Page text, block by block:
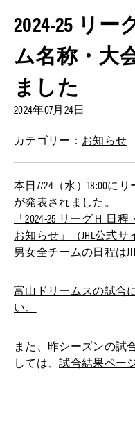
2024-25 リ
ム名称・大
ました
2024年07月24日
カテゴリー： お知らせ
本日7/24（水）18:00に
が発表されました。
「2024-25 リーグＨ 日
お知らせ」（JHL公式サ
男女全チームの日程は
富山ドリームスの試合
い。
また、昨シーズンの試
しては、試合結果ペー